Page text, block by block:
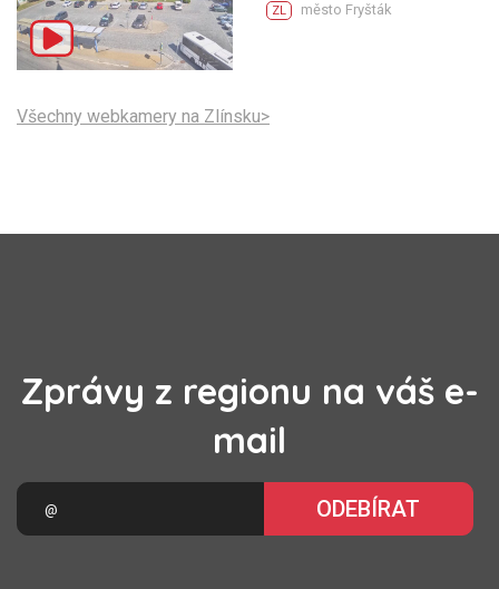
ZL město Fryšták
Všechny webkamery na Zlínsku>
Zprávy z regionu na váš e-
mail
ODEBÍRAT